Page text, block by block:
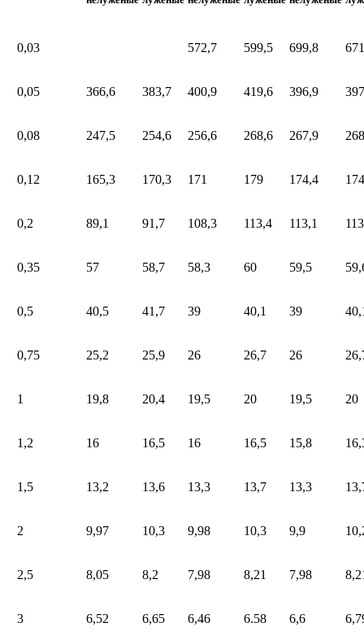
0,03 572,7 599,5 699,8
0,05 366,6 383,7 400,9 419,6 396,9
0,08 247,5 254,6 256,6 268,6 267,9
0,12 165,3 170,3 171 179 174,4
0,2 89,1 91,7 108,3 113,4 113,1
0,35 57 58,7 58,3 60 59,5
0,5 40,5 41,7 39 40,1 39
0,75 25,2 25,9 26 26,7 26
1 19,8 20,4 19,5 20 19,5 20
1,2 16 16,5 16 16,5 15,8
1,5 13,2 13,6 13,3 13,7 13,3
2 9,97 10,3 9,98 10,3 9,9
2,5 8,05 8,2 7,98 8,21 7,98
3 6,52 6,65 6,46 6.58 6,6